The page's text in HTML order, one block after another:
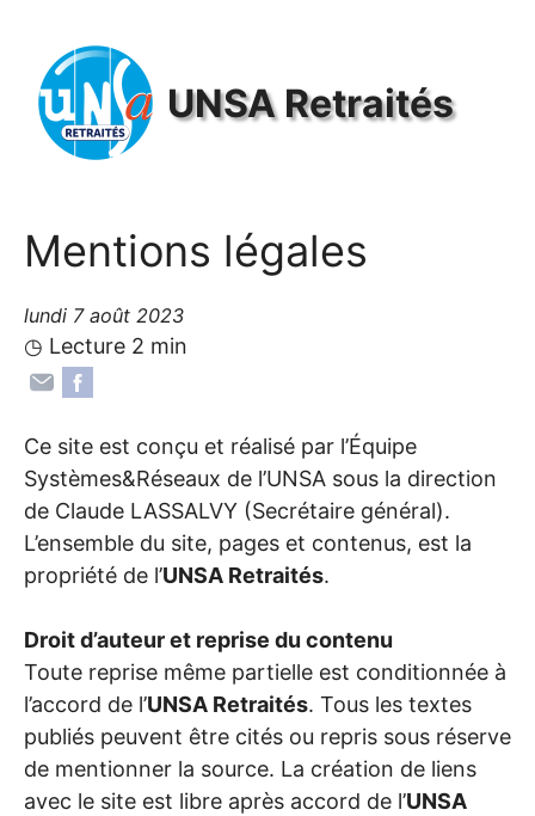
UNSARetraités
Mentions légales
lundi 7 août 2023
◷ Lecture 2 min
Ce site est conçu et réalisé par l’Équipe
Systèmes&Réseaux de l’UNSA sous la direction
de Claude LASSALVY (Secrétaire général).
L’ensemble du site, pages et contenus, est la
propriété de l’UNSA Retraités.
Droit d’auteur et reprise du contenu
Toute reprise même partielle est conditionnée à
l’accord de l’UNSA Retraités. Tous les textes
publiés peuvent être cités ou repris sous réserve
de mentionner la source. La création de liens
avec le site est libre après accord de l’UNSA